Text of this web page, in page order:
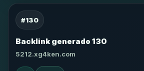
#130
Backlink generado 130
5212.xg4ken.com